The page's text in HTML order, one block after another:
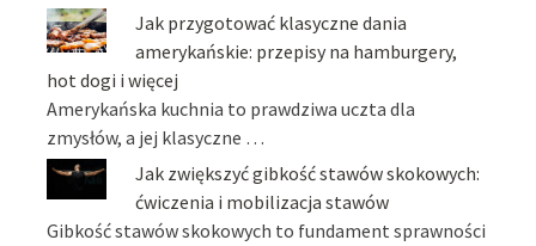
Jak przygotować klasyczne dania
amerykańskie: przepisy na hamburgery,
hot dogi i więcej
Amerykańska kuchnia to prawdziwa uczta dla
zmysłów, a jej klasyczne …
Jak zwiększyć gibkość stawów skokowych:
ćwiczenia i mobilizacja stawów
Gibkość stawów skokowych to fundament sprawności